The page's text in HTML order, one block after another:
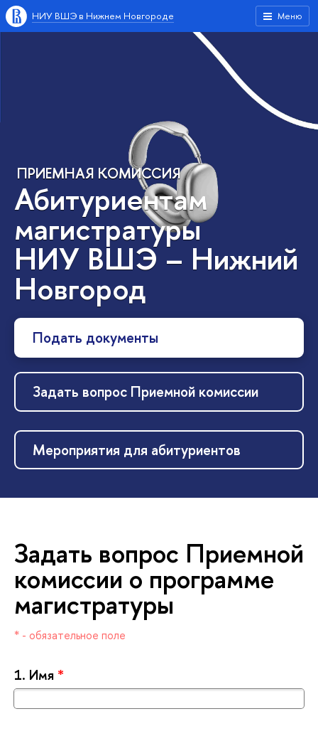
Меню
НИУ ВШЭ в Нижнем Новгороде
ПРИЕМНАЯ КОМИССИЯ
Абитуриентам
магистратуры
НИУ ВШЭ – Нижний
Новгород
Подать документы
Задать вопрос Приемной комиссии
Мероприятия для абитуриенто
Задать вопрос Приемной
комиссии о программе
магистратуры
* - обязательное поле
1. Имя *